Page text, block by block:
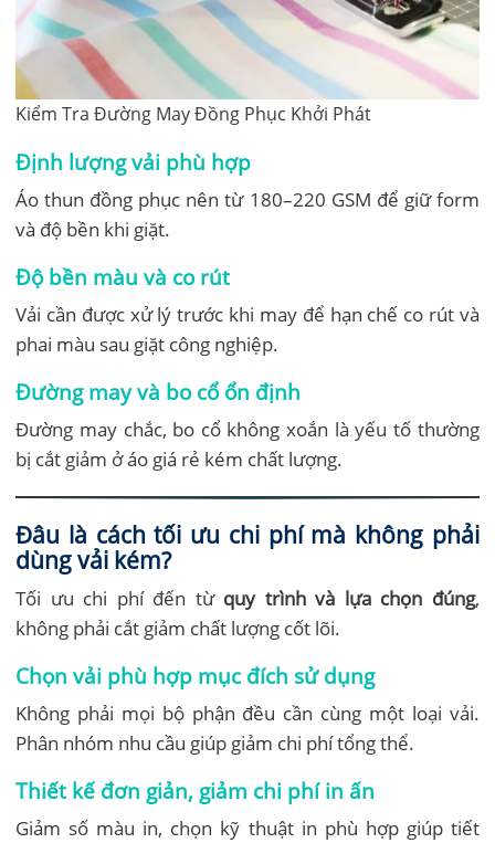
Kiểm Tra Đường May Đồng Phục Khởi Phát
Định lượng vải phù hợp
Áo thun đồng phục nên từ 180–220 GSM để giữ form
và độ bền khi giặt.
Độ bền màu và co rút
Vải cần được xử lý trước khi may để hạn chế co rút và
phai màu sau giặt công nghiệp.
Đường may và bo cổ ổn định
Đường may chắc, bo cổ không xoắn là yếu tố thường
bị cắt giảm ở áo giá rẻ kém chất lượng.
Đâu là cách tối ưu chi phí mà không phải
dùng vải kém?
Tối ưu chi phí đến từ quy trình và lựa chọn đúng,
không phải cắt giảm chất lượng cốt lõi.
Chọn vải phù hợp mục đích sử dụng
Không phải mọi bộ phận đều cần cùng một loại vải.
Phân nhóm nhu cầu giúp giảm chi phí tổng thể.
Thiết kế đơn giản, giảm chi phí in ấn
Giảm số màu in, chọn kỹ thuật in phù hợp giúp tiết